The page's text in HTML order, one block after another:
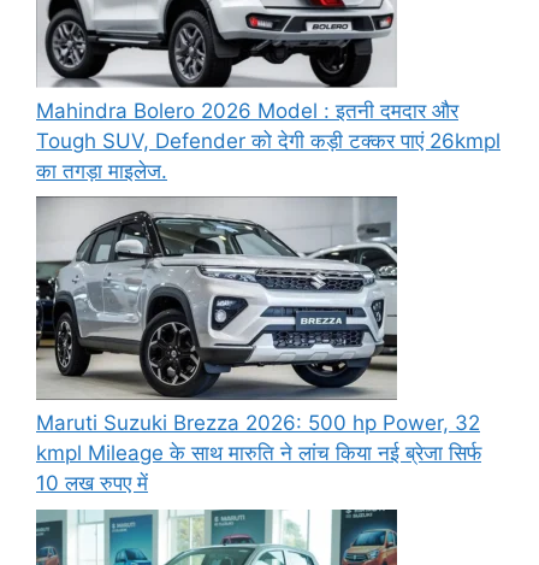
Mahindra Bolero 2026 Model : इतनी दमदार और
Tough SUV, Defender को देगी कड़ी टक्कर पाएं 26kmpl
का तगड़ा माइलेज.
Maruti Suzuki Brezza 2026: 500 hp Power, 32
kmpl Mileage के साथ मारुति ने लांच किया नई ब्रेजा सिर्फ
10 लख रुपए में